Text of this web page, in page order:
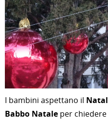
I bambini aspettano il
Babbo Natale per